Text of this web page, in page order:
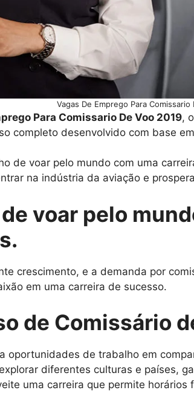
Vagas De Emprego Para Comissario
Para Comissario De Voo 2019,
completo desenvolvido com base
de voar pelo mundo com uma
na indústria da aviação e
voar pelo
crescimento, e a demanda por
em uma carreira de sucesso.
de Comissário
oportunidades de trabalho em
diferentes culturas e países,
uma carreira que permite